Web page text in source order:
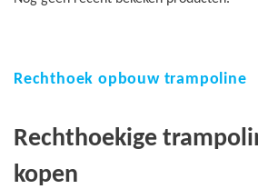
Rechthoek opbouw trampoline
Rechthoekige
kopen